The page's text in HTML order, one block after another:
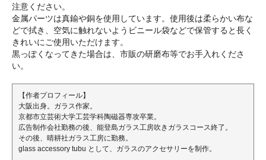
注意ください。
金属パーツは真鍮や銅を使用しています。使用後は柔らかい布な
どで拭き、空気に触れないようビニール袋などで保管すると長く
きれいにご使用いただけます。
黒っぽくなってきた場合は、市販の研磨布等でお手入れくださ
い。
【作者プロフィール】
大阪出身。ガラス作家。
京都市立芸術大学工芸学科陶磁器専攻卒業。
広告制作会社勤務の後、能登島ガラス工房吹きガラスコース終了。
その後、晴耕社ガラス工房に勤務。
glass accessory tubu として、ガラスのアクセサリーを制作。